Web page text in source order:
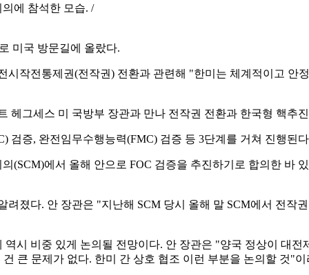
에 참석한 모습. /
미국 방문길에 올랐다.
시작전통제권(전작권) 전환과 관련해 "한미는 체계적이고
헤그세스 미 국방부 장관과 만나 전작권 전환과 한국형 핵추
검증, 완전임무수행능력(FMC) 검증 등 3단계를 거쳐 진행된
(SCM)에서 올해 안으로 FOC 검증을 추진하기로 합의한 바
려졌다. 안 장관은 "지난해 SCM 당시 올해 말 SCM에서 전
시 비중 있게 논의될 전망이다. 안 장관은 "양국 정상이 대
큰 문제가 없다. 한미 간 상호 협조 이런 부분을 논의할 것"